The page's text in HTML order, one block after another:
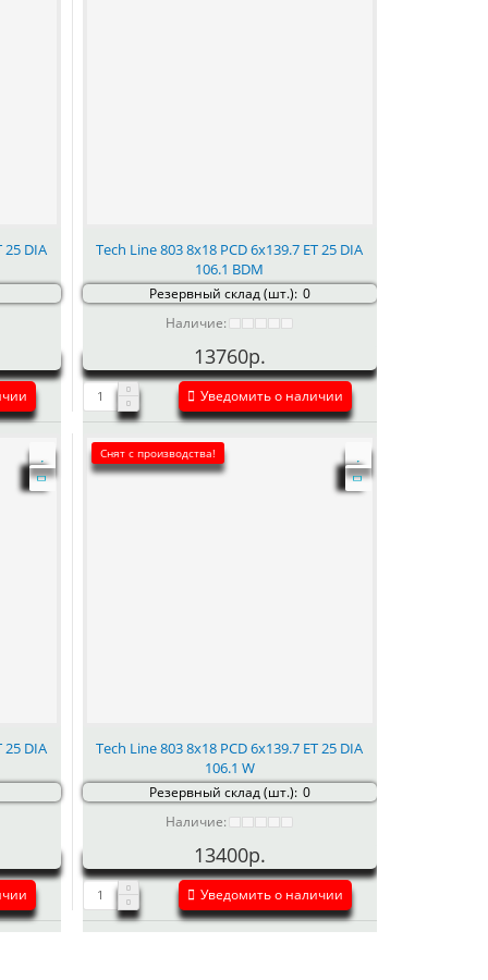
25 DIA
Tech Line 803 8x18 PCD 6x139.7 ET 25 DIA
106.1 BDM
Резервный склад (шт.): 0
Наличие:
13760р.
Уведомить о наличии
25 DIA
Снят с производства!
Tech Line 803 8x18 PCD 6x139.7 ET 25 DIA
106.1 W
Резервный склад (шт.): 0
Наличие:
13400р.
Уведомить о наличии